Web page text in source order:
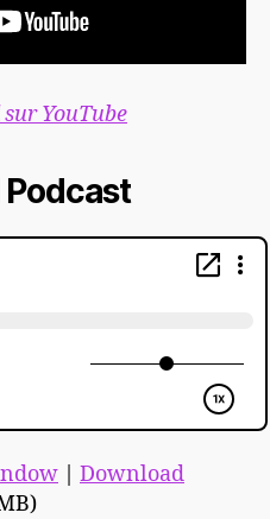
YouTube
Podcast
Download